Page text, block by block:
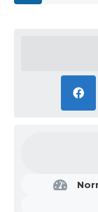
etar